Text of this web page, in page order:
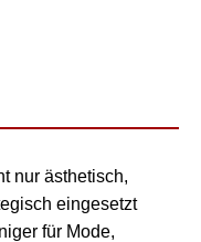
nur ästhetisch,
eingesetzt
für Mode,